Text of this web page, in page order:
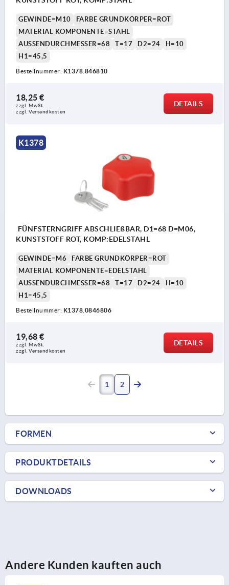
GEWINDE=M10
FARBE GRUNDKÖRPER=ROT
MATERIAL KOMPONENTE=STAHL
AUSSENDURCHMESSER=68
T=17 D2=24
H=10
H1=45,5
Bestellnummer: K1378.846810
18,25 €
zzgl. MwSt.
zzgl. Versandkosten
DETAILS
K1378
FÜNFSTERNGRIFF ABSCHLIEßBAR, D1=68 D=M06,
KUNSTSTOFF ROT, KOMP:EDELSTAHL
GEWINDE=M6
FARBE GRUNDKÖRPER=ROT
MATERIAL KOMPONENTE=EDELSTAHL
AUSSENDURCHMESSER=68
T=17 D2=24
H=10
H1=45,5
Bestellnummer: K1378.0846806
19,68 €
zzgl. MwSt.
zzgl. Versandkosten
DETAILS
1 2
FORMEN
PRODUKTDETAILS
DOWNLOADS
Andere Kunden kauften auch